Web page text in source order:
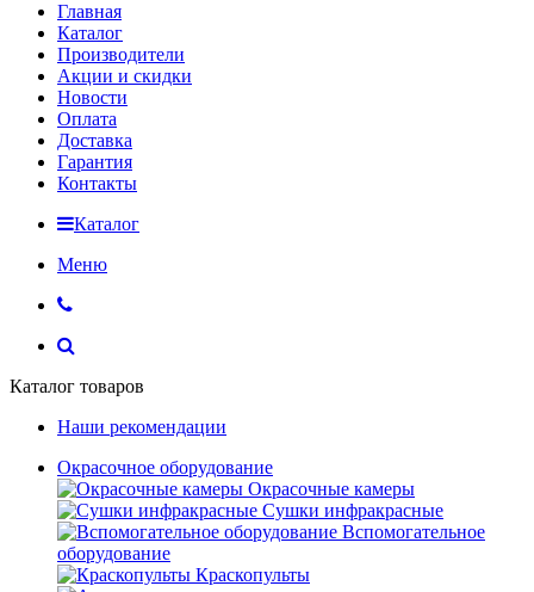
Главная
Каталог
Производители
Акции и скидки
Новости
Оплата
Доставка
Гарантия
Контакты
Каталог
Меню
Каталог товаров
Наши рекомендации
Окрасочное оборудование
Окрасочные камеры
Сушки инфракрасные
Вспомогательное
оборудование
Краскопульты